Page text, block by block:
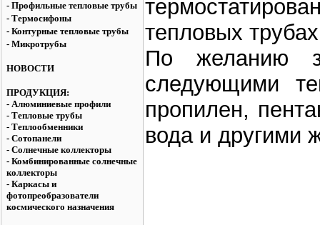
- Профильные тепловые трубы
- Термосифоны
- Контурные тепловые трубы
- Микротрубы
НОВОСТИ
ПРОДУКЦИЯ:
- Алюминиевые профили
- Тепловые трубы
- Теплообменники
- Сотопанели
- Солнечные коллекторы
- Комбинированные солнечные
коллекторы
- Каркасы и
фотопреобразователи
космического назначения
тепловых
По желанию
следующими
пропилен,
вода и другими